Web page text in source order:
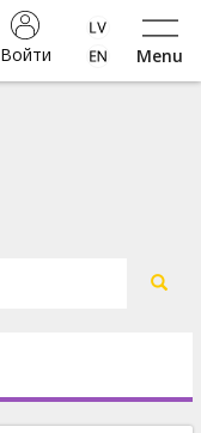
Menu
Войти